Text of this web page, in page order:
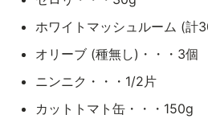
ホワイトマッシュルーム (計
オリーブ (種無し)・・・3個
ニンニク・・・1/2片
カットトマト缶・・・150g